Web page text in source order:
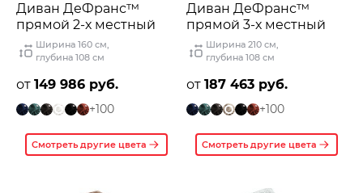
Диван ДеФранс™️
прямой 2-х местный
Ширина 160 см,
глубина 108 см
от 149 986 руб.
+100
Смотреть другие цвета
Диван ДеФранс™️
прямой 3-х местный
Ширина 210 см,
глубина 108 см
от 187 463 руб.
+100
Смотреть другие цвета